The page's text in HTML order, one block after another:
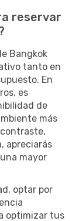
reservar
Bangkok
tanto en
En
es
de
más
apreciarás
mayor
optar por
optimizar tus